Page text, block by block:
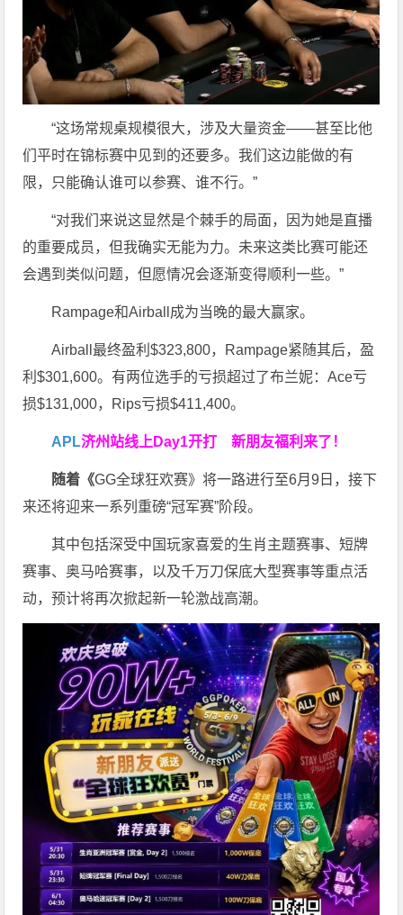
“这场常规桌规模很大，涉及大量资金——甚至比他
们平时在锦标赛中见到的还要多。我们这边能做的有
限，只能确认谁可以参赛、谁不行。”
“对我们来说这显然是个棘手的局面，因为她是直播
的重要成员，但我确实无能为力。未来这类比赛可能还
会遇到类似问题，但愿情况会逐渐变得顺利一些。”
Rampage和Airball成为当晚的最大赢家。
Airball最终盈利$323,800，Rampage紧随其后，盈
利$301,600。有两位选手的亏损超过了布兰妮：Ace亏
损$131,000，Rips亏损$411,400。
APL济州站线上Day1开打新朋友福利来了！
随着《GG全球狂欢赛》将一路进行至6月9日，接下
来还将迎来一系列重磅“冠军赛”阶段。
其中包括深受中国玩家喜爱的生肖主题赛事、短牌
赛事、奥马哈赛事，以及千万刀保底大型赛事等重点活
动，预计将再次掀起新一轮激战高潮。